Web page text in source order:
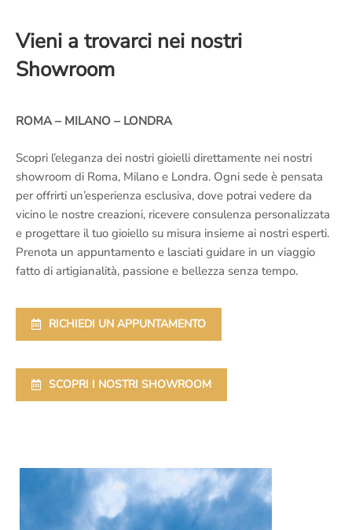
Vieni a trovarci nei nostri
Showroom
ROMA – MILANO – LONDRA
Scopri l’eleganza dei nostri gioielli direttamente nei nostri
showroom di Roma, Milano e Londra. Ogni sede è pensata
per offrirti un’esperienza esclusiva, dove potrai vedere da
vicino le nostre creazioni, ricevere consulenza personalizzata
e progettare il tuo gioiello su misura insieme ai nostri esperti.
Prenota un appuntamento e lasciati guidare in un viaggio
fatto di artigianalità, passione e bellezza senza tempo.
RICHIEDI UN APPUNTAMENTO
SCOPRI I NOSTRI SHOWROOM